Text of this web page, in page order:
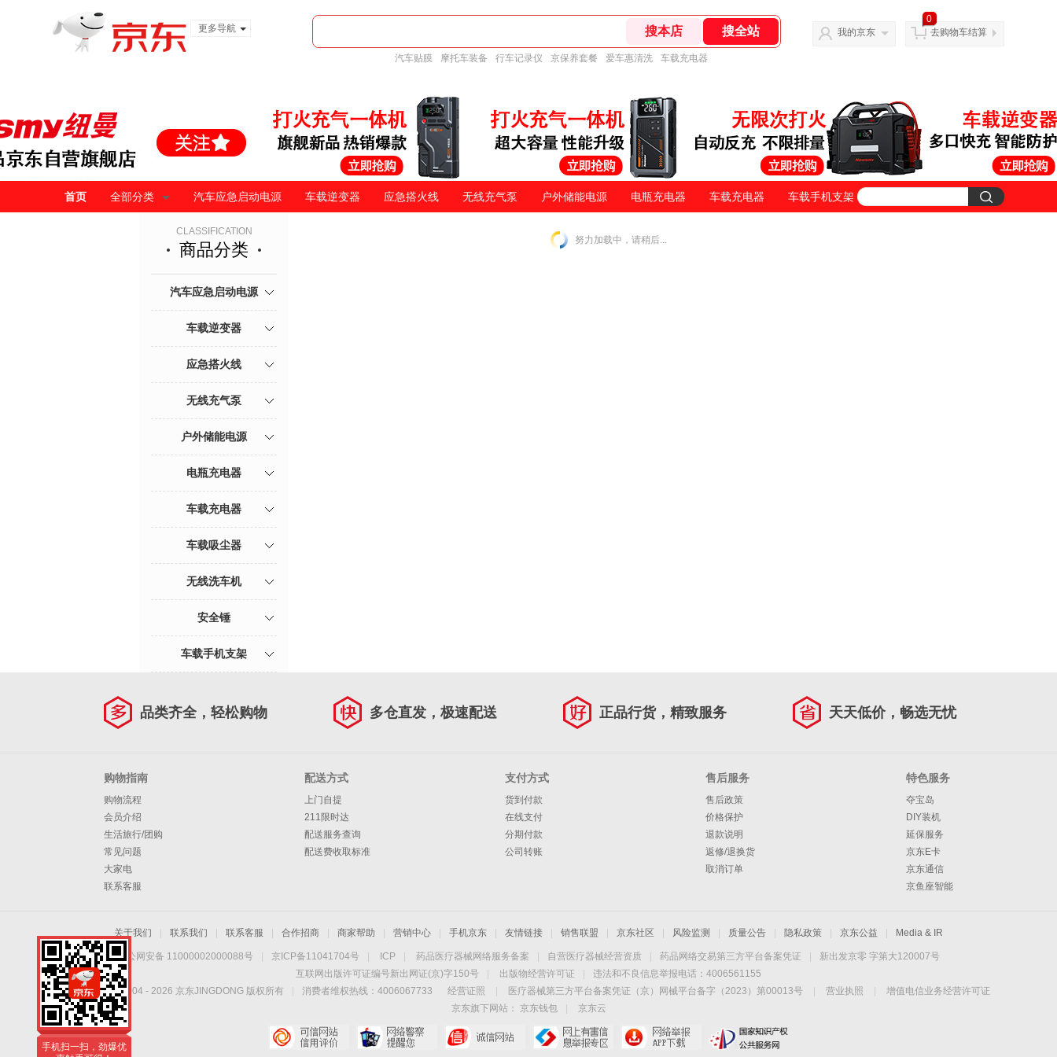
更多导航
汽车贴膜 摩托车装备 行车记录仪 京保养套餐 爱车惠清洗 车载充电器
我的京东
0
去购物车结算
首页 全部分类 汽车应急启动电源 车载逆变器 应急搭火线 无线充气泵 户外储能电源 电瓶充电器 车载充电器 车载手机支架
CLASSIFICATION
商品分类
汽车应急启动电源
车载逆变器
应急搭火线
无线充气泵
户外储能电源
电瓶充电器
车载充电器
车载吸尘器
无线洗车机
安全锤
车载手机支架
努力加载中，请稍后...
品类齐全，轻松购物 多仓直发，极速配送 正品行货，精致服务 天天低价，畅选无忧
购物指南
购物流程
会员介绍
生活旅行/团购
常见问题
大家电
联系客服
配送方式
上门自提
211限时达
配送服务查询
配送费收取标准
支付方式
货到付款
在线支付
分期付款
公司转账
售后服务
售后政策
价格保护
退款说明
返修/退换货
取消订单
特色服务
夺宝岛
DIY装机
延保服务
京东E卡
京东通信
京鱼座智能
关于我们 联系我们 联系客服 合作招商 商家帮助 营销中心 手机京东 友情链接 销售联盟 京东社区 风险监测 质量公告 隐私政策 京东公益 Media & IR
京公网安备 11000002000088号 京ICP备11041704号 ICP 药品医疗器械网络服务备案 自营医疗器械经营资质 药品网络交易第三方平台备案凭证
新出发京零 字第大120007号
互联网出版许可证编号新出网证(京)字150号
出版物经营许可证
违法和不良信息举报电话：4006561155
Copyright © 2004 - 2026 京东JINGDONG 版权所有 消费者维权热线：4006067733 经营证照 医疗器械第三方平台备案凭证（京）网械平台备字（2023）第00013号 营业执照
增值电信业务经营许可证
京东旗下网站：
京东钱包
京东云
手机扫一扫，劲爆优
惠触手可得！
手机扫一扫，劲爆优